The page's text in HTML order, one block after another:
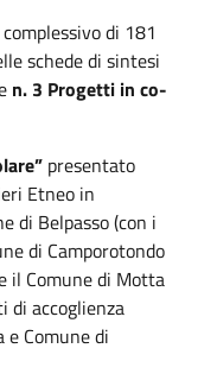
di 181
schede di sintesi
n. 3 Progetti in co-
presentato
Etneo in
di Belpasso (con i
di Camporotondo
il Comune di Motta
di accoglienza
e Comune di